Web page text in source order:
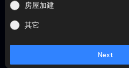
房屋加建
其它
Next